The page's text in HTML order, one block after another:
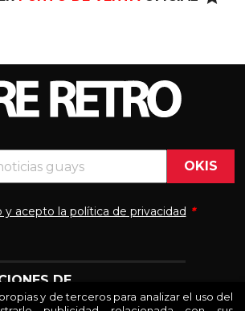
y de terceros para analizar el uso del
y acepto la política de privacidad *
DE
